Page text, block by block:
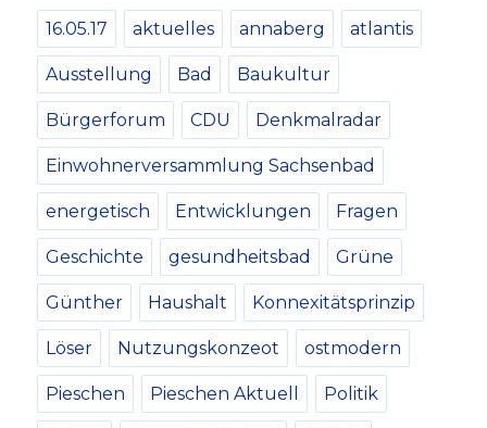
16.05.17 aktuelles annaberg atlantis
Ausstellung Bad Baukultur
Bürgerforum CDU Denkmalradar
Einwohnerversammlung Sachsenbad
energetisch Entwicklungen Fragen
Geschichte gesundheitsbad Grüne
Günther Haushalt Konnexitätsprinzip
Löser Nutzungskonzeot ostmodern
Pieschen Pieschen Aktuell Politik